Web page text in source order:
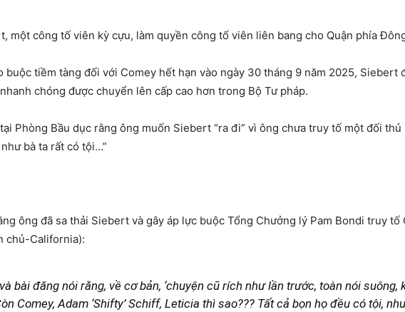
một công tố viên kỳ cựu, làm quyền công tố viên liên bang cho Quận phía
tiềm tàng đối với Comey hết hạn vào ngày 30 tháng 9 năm 2025, Siebert
chóng được chuyển lên cấp cao hơn trong Bộ Tư pháp.
Phòng Bầu dục rằng ông muốn Siebert “ra đi” vì ông chưa truy tố một đối thủ
bà ta rất có tội…”
ông đã sa thải Siebert và gây áp lực buộc Tổng Chưởng lý Pam Bondi truy tố
chủ-California):
bài đăng nói rằng, về cơ bản, ‘chuyện cũ rích như lần trước, toàn nói suông,
Comey, Adam ‘Shifty’ Schiff, Leticia thì sao??? Tất cả bọn họ đều có tội,